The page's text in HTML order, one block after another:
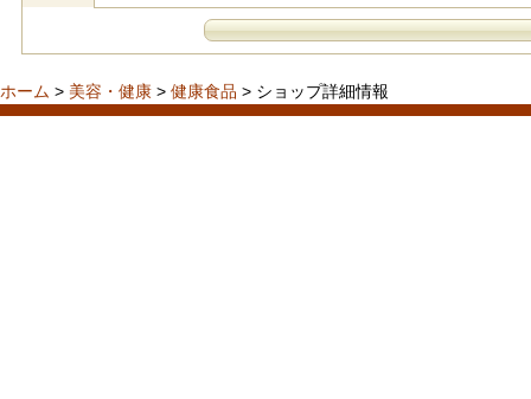
ホーム > 美容・健康 > 健康食品 > ショップ詳細情報